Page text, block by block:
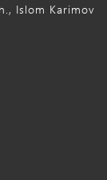
Islom Karimov